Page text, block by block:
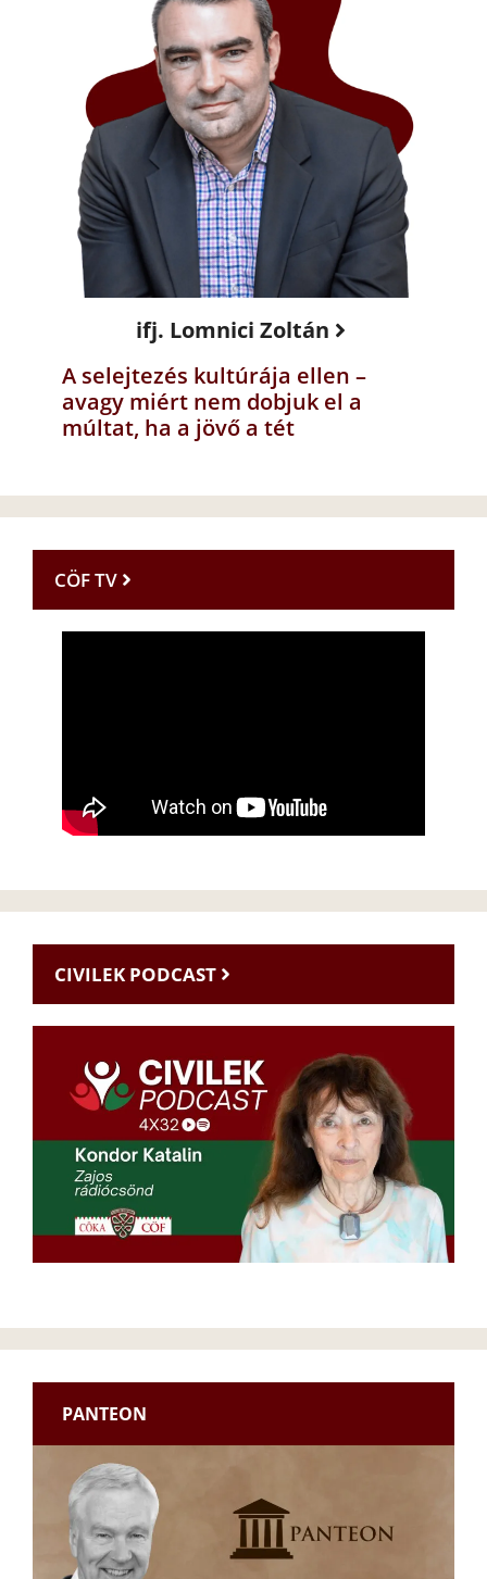
ifj. Lomnici Zoltán
A selejtezés kultúrája ellen –
avagy miért nem dobjuk el a
múltat, ha a jövő a tét
CÖF TV
CIVILEK PODCAST
PANTEON